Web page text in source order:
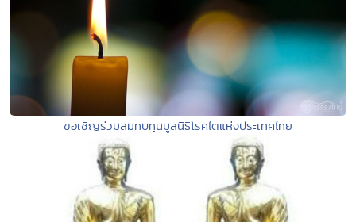
ขอเชิญร่วมสมทบทุนมูลนิธิโรคไตแห่งประเทศไทย